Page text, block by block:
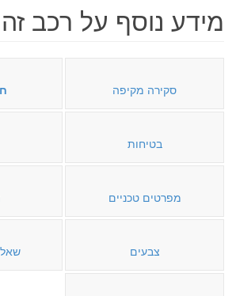
מידע נוסף על רכב
סקירה מקיפה
בטיחות
מפרטים טכניים
צבעים